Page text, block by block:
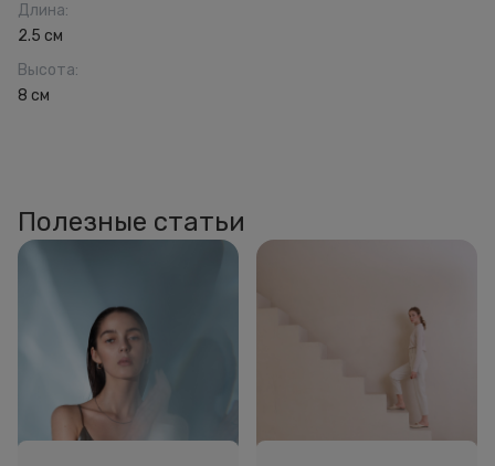
Длина:
2.5 см
Высота:
8 см
Полезные статьи